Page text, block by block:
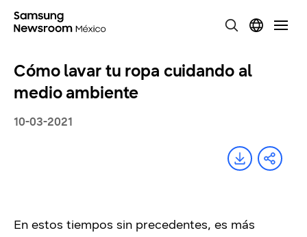
Cómo lavar tu ropa cuidando al
medio ambiente
10-03-2021
En estos tiempos sin precedentes, es más